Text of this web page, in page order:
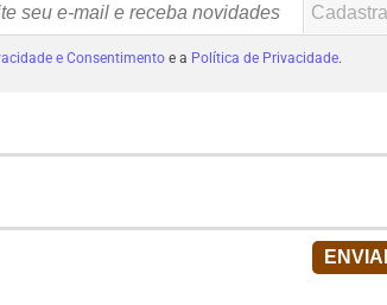
e Consentimentoe a Política de Privacidade.